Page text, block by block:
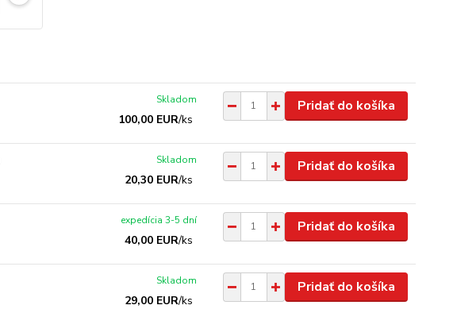
100,00 EUR/ks
Skladom Pridať do košíka
20,30 EUR/ks
Skladom Pridať do košíka
40,00 EUR/ks
expedícia 3-5 dní Pridať do košíka
29,00 EUR/ks
Skladom Pridať do košíka